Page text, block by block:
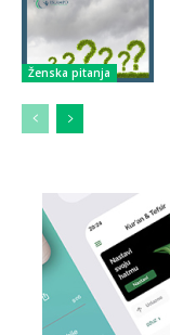
Ženska pitanja